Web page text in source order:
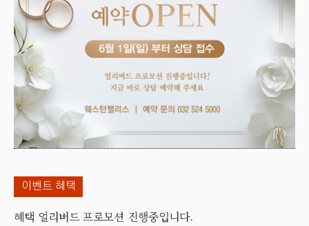
이벤트 혜택
혜택 얼리버드 프로모션 진행중입니다.